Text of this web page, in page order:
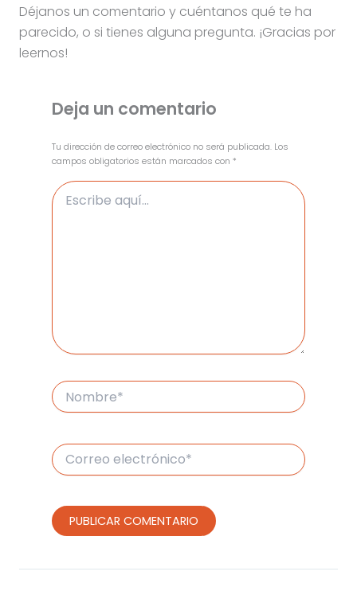
Déjanos un comentario y cuéntanos qué te ha
parecido, o si tienes alguna pregunta. ¡Gracias por
leernos!
Deja un comentario
Tu dirección de correo electrónico no será publicada. Los
campos obligatorios están marcados con *
Escribe
aquí...
Nombre*
Correo
electrónico*